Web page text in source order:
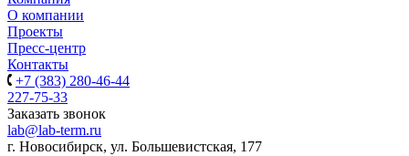
О компании
Проекты
Пресс-центр
Контакты
+7 (383) 280-46-44
227-75-33
Заказать звонок
lab@lab-term.ru
г. Новосибирск, ул. Большевистская, 177